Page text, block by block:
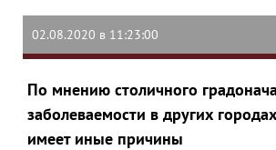
02.08.2020 в 11:23:00
По мнению столичного
заболеваемости в других
имеет иные причины